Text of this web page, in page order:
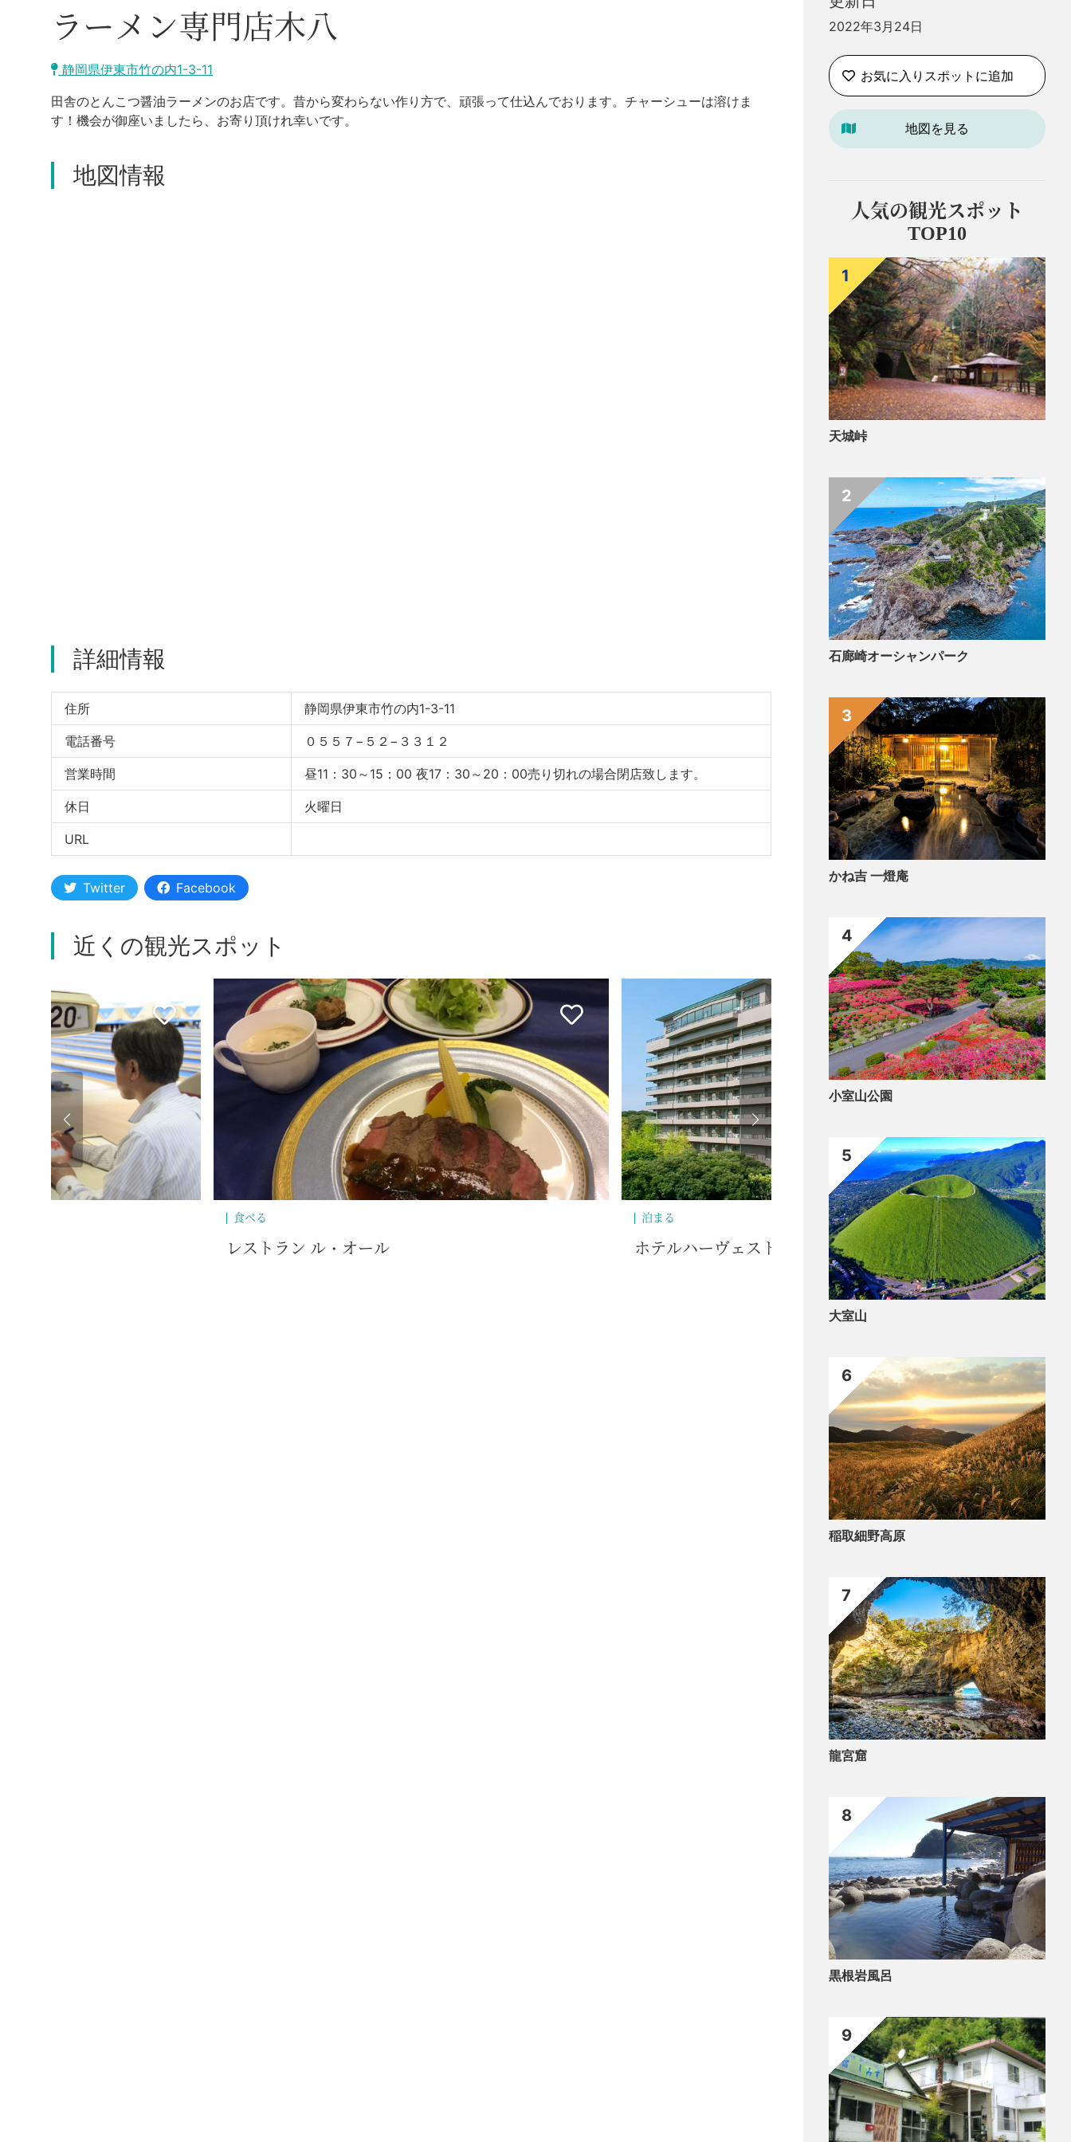
ラーメン専門店木八
静岡県伊東市竹の内1-3-11
田舎のとんこつ醤油ラーメンのお店です。昔から変わらない作り方で、頑張って仕込んでおります。チャーシューは溶けま
す！機会が御座いましたら、お寄り頂けれ幸いです。
地図情報
詳細情報
住所 静岡県伊東市竹の内1-3-11
電話番号 ０５５７−５２−３３１２
営業時間 昼11：30～15：00 夜17：30～20：00売り切れの場合閉店致します。
休日 火曜日
URL
Twitter Facebook
近くの観光スポット
泊まる
ホテルハーヴェスト伊東
買う
ミートデリカショップ 肉のつくばや
2022年3月24日
お気に入りスポットに追加
地図を見る
人気の観光スポット
TOP10
天城峠
1
石廊崎オーシャンパーク
2
かね吉 一燈庵
3
小室山公園
4
大室山
5
稲取細野高原
6
龍宮窟
7
黒根岩風呂
8
9